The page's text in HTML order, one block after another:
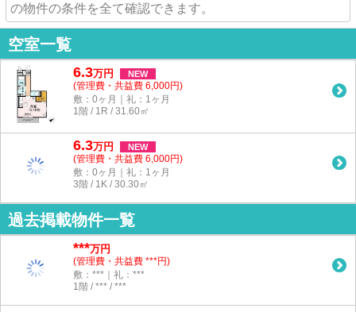
の物件の条件を全て確認できます。
空室一覧
6.3万円 NEW
(管理費・共益費 6,000円)
敷：0ヶ月｜礼：1ヶ月
1階 / 1R / 31.60㎡
6.3万円 NEW
(管理費・共益費 6,000円)
敷：0ヶ月｜礼：1ヶ月
3階 / 1K / 30.30㎡
過去掲載物件一覧
***万円
(管理費・共益費 ***円)
敷：***｜礼：***
1階 / *** / ***